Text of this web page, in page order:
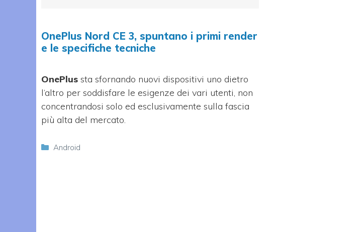
OnePlus Nord CE 3, spuntano i primi render
e le specifiche tecniche
OnePlus sta sfornando nuovi dispositivi uno dietro
l’altro per soddisfare le esigenze dei vari utenti, non
concentrandosi solo ed esclusivamente sulla fascia
più alta del mercato.
Categorie
Android